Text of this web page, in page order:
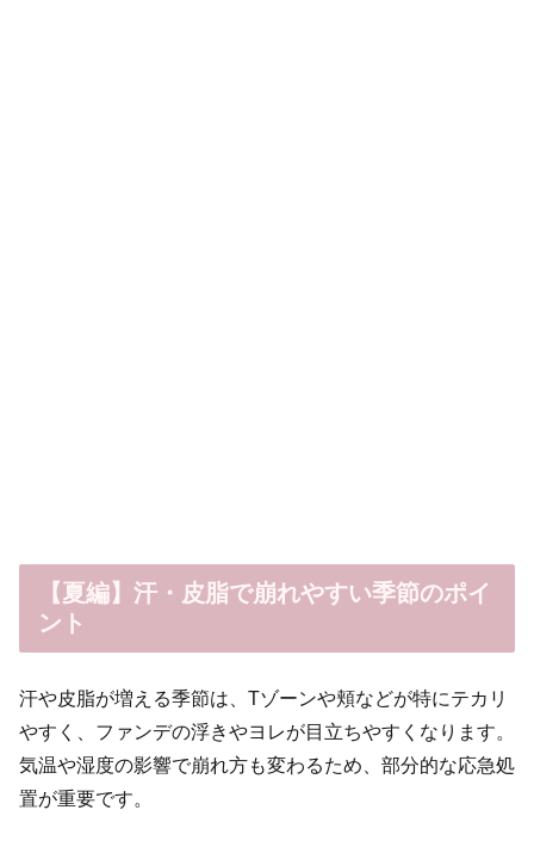
【夏編】汗・皮脂で崩れやすい季節のポイ
ント
汗や皮脂が増える季節は、Tゾーンや頬などが特にテカリ
やすく、ファンデの浮きやヨレが目立ちやすくなります。
気温や湿度の影響で崩れ方も変わるため、部分的な応急処
置が重要です。